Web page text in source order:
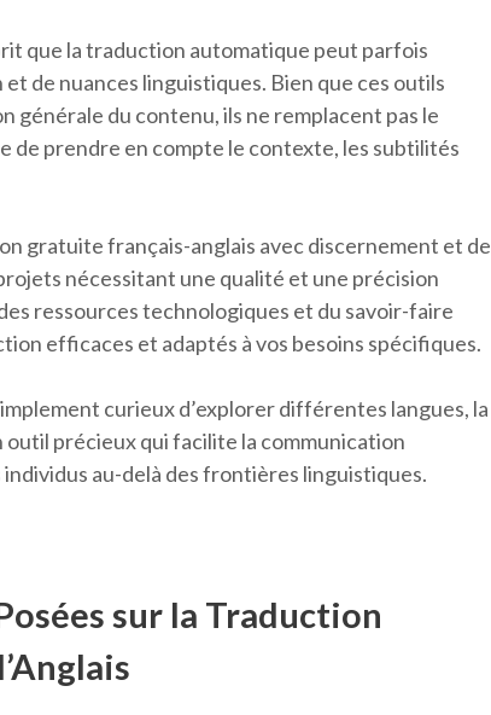
que la traduction automatique peut parfois
de nuances linguistiques. Bien que ces outils
du contenu, ils ne remplacent pas le
de prendre en compte le contexte, les subtilités
gratuite français-anglais avec discernement et de
nécessitant une qualité et une précision
ressources technologiques et du savoir-faire
efficaces et adaptés à vos besoins spécifiques.
curieux d’explorer différentes langues, la
précieux qui facilite la communication
au-delà des frontières linguistiques.
sur la Traduction